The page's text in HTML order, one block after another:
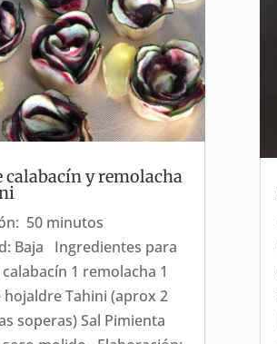
calabacín y remolacha
50 minutos
Baja Ingredientes para
1 remolacha 1
hojaldre Tahini (aprox 2
soperas) Sal Pimienta